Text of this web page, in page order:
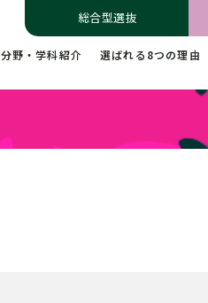
総合型選抜
分野・学科紹介 選ばれる8つの理由